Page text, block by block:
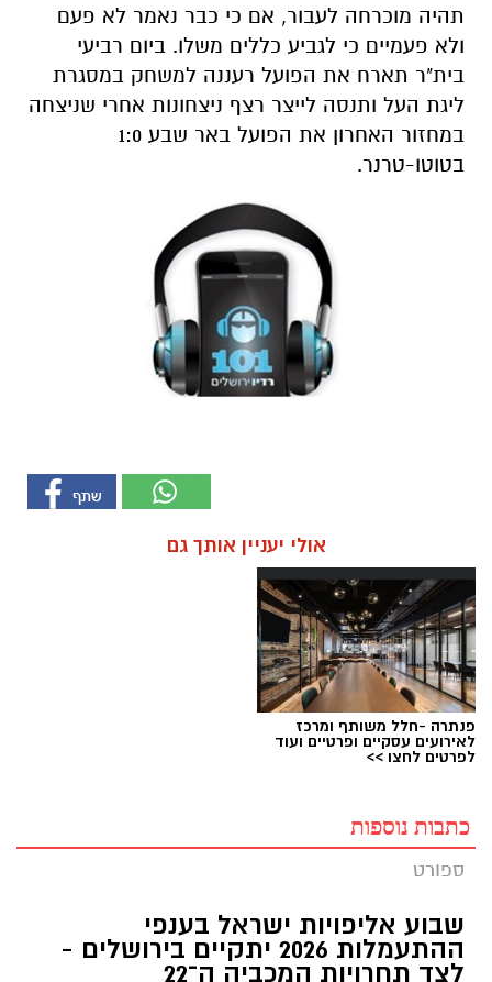
תהיה מוכרחה לעבור, אם כי כבר נאמר לא פעם
ולא פעמיים כי לגביע כללים משלו. ביום רביעי
בית"ר תארח את הפועל רעננה למשחק במסגרת
ליגת העל ותנסה לייצר רצף ניצחונות אחרי שניצחה
במחזור האחרון את הפועל באר שבע 1:0
בטוטו-טרנר.
אולי יעניין אותך גם
פנתרה -חלל משותף ומרכז
לאירועים עסקיים ופרטיים ועוד
לפרטים לחצו >>
כתבות נוספות
ספורט
שבוע אליפויות ישראל בענפי
ההתעמלות 2026 יתקיים בירושלים -
לצד תחרויות המכביה ה־22